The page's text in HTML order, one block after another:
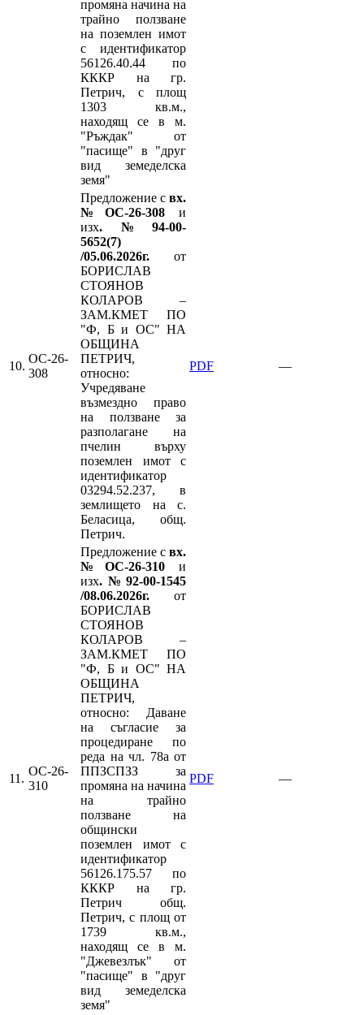
промяна начина на
трайно ползване
на поземлен имот
с идентификатор
56126.40.44 по
КККР на гр.
Петрич, с площ
1303 кв.м.,
находящ се в м.
"Ръждак" от
"пасище" в "друг
вид земеделска
земя"
10.
ОС-26-
308
Предложение с вх.
№ОС-26-308и
изх.№94-00-
5652(7)
/05.06.2026г. от
БОРИСЛАВ
СТОЯНОВ
КОЛАРОВ –
ЗАМ.КМЕТ ПО
"Ф, Б и ОС" НА
ОБЩИНА
ПЕТРИЧ,
относно:
Учредяване
възмездно право
на ползване за
разполагане на
пчелин върху
поземлен имот с
идентификатор
03294.52.237, в
землището на с.
Беласица, общ.
Петрич.
PDF —
11.
ОС-26-
310
Предложение с вх.
№ОС-26-310и
изх.№92-00-1545
/08.06.2026г. от
БОРИСЛАВ
СТОЯНОВ
КОЛАРОВ –
ЗАМ.КМЕТ ПО
"Ф, Б и ОС" НА
ОБЩИНА
ПЕТРИЧ,
относно: Даване
на съгласие за
процедиране по
реда на чл. 78а от
ППЗСПЗЗ за
промяна на начина
на трайно
ползване на
общински
поземлен имот с
идентификатор
56126.175.57 по
КККР на гр.
Петрич общ.
Петрич, с площ от
1739 кв.м.,
находящ се в м.
"Джевезлък" от
"пасище" в "друг
вид земеделска
земя"
PDF —